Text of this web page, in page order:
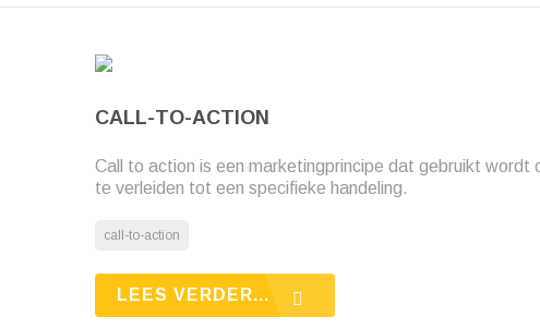
CALL-TO-ACTION
Call to action is een marketingprincipe dat gebruikt
te verleiden tot een specifieke handeling.
call-to-action
LEES VERDER...